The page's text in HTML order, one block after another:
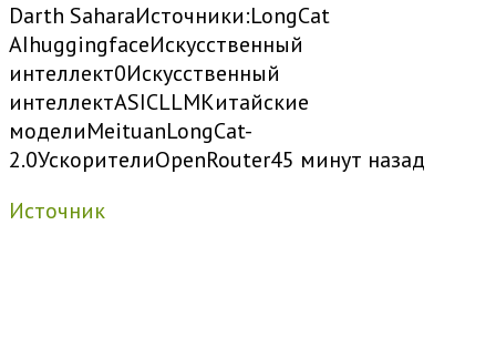
Darth SaharaИсточники:LongCat
AIhuggingfaceИскусственный
интеллект0Искусственный
интеллектASICLLMКитайские
моделиMeituanLongCat-
2.0УскорителиOpenRouter45 минут назад
Источник